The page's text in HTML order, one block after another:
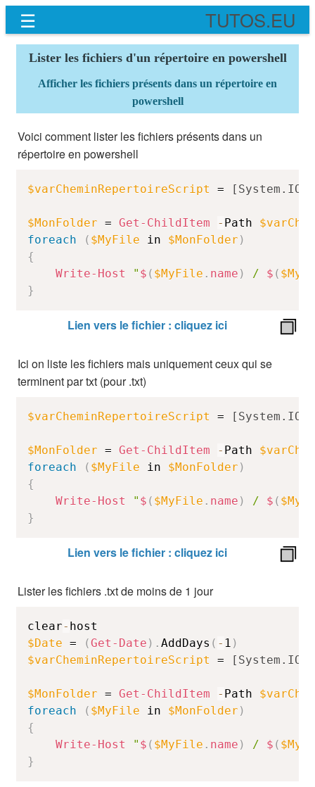
☰ TUTOS.EU
Lister les fichiers d'un répertoire en powershell
Afficher les fichiers présents dans un répertoire en
powershell
Voici comment lister les fichiers présents dans un
répertoire en powershell
$varCheminRepertoireScript =
$MonFolder = Get-ChildItem - Path
foreach
( $MyFile in $MonFolder )
{
Write-Host
" $ ( $MyFile . name ) / $ (
}
Lien vers le fichier : cliquez ici
Ici on liste les fichiers mais uniquement ceux qui se
terminent par txt (pour .txt)
$varCheminRepertoireScript =
$MonFolder = Get-ChildItem - Path
foreach
( $MyFile in $MonFolder )
{
Write-Host
" $ ( $MyFile . name ) / $ (
}
Lien vers le fichier : cliquez ici
Lister les fichiers .txt de moins de 1 jour
clear-
$Date = (Get-Date ) . AddDays ( - 1 )
$varCheminRepertoireScript
=
$MonFolder = Get-ChildItem - Path
foreach
( $MyFile in $MonFolder )
{
Write-Host
" $ ( $MyFile . name ) / $ (
}